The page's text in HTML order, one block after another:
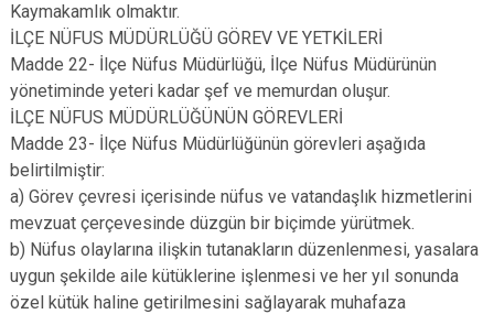
Kaymakamlık olmaktır.
İLÇE NÜFUS MÜDÜRLÜĞÜ GÖREV VE YETKİLERİ
Madde 22- İlçe Nüfus Müdürlüğü, İlçe Nüfus Müdürünün
yönetiminde yeteri kadar şef ve memurdan oluşur.
İLÇE NÜFUS MÜDÜRLÜĞÜNÜN GÖREVLERİ
Madde 23- İlçe Nüfus Müdürlüğünün görevleri aşağıda
belirtilmiştir:
a) Görev çevresi içerisinde nüfus ve vatandaşlık hizmetlerini
mevzuat çerçevesinde düzgün bir biçimde yürütmek.
b) Nüfus olaylarına ilişkin tutanakların düzenlenmesi, yasalara
uygun şekilde aile kütüklerine işlenmesi ve her yıl sonunda
özel kütük haline getirilmesini sağlayarak muhafaza